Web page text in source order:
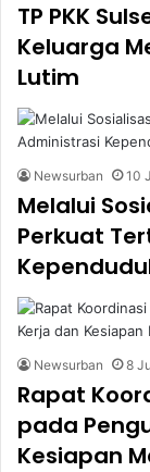
TP PKK
Keluarga
Lutim
Newsurban 10
Melalui
Perkuat
Newsurban 8
Rapat
pada
Kesiapan